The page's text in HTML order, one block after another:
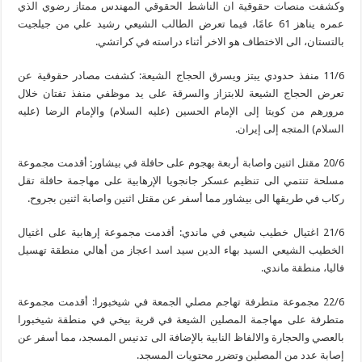
وكشفت منصات حقوقية ان الناشط الحقوقي المهندس ممتاز رضوي الذي
عمره يناهز 61 عامًا، فيما تعرض الطالب الشيعي رشيد علي من جيلجيت
بالتستان، الى الاختطاف هو الاخر أثناء دراسته في كراتشي.
11/6 منفذ حدودي يبتز ويسرق الحجاج الشيعة: كشفت مصادر حقوقية عن
تعرض الحجاج الشيعة للابتزاز والسرقة على يد موظفي منفذ تفتان خلال
مرورهم من كويتا إلى الإمام الحسين (عليه السلام) والإمام الرضا (عليه
السلام) المتجه إلى إيران.
20/6 مقتل اثنين واصابة أربعة بهجوم على حافلة في بيشاور: أقدمت مجموعة
مسلحة تنتمي الى تنظيم عسكر جانجويا الإرهابية على مهاجمة حافلة تقل
ركاب في طريقها الى بيشاور مما أسفر عن مقتل اثنين واصابة اثنين بجروح.
21/6 اغتيال خطيب شيعي في ماندي: أقدمت مجموعة إرهابية على اغتيال
الخطيب الشيعي السيد بهاء الدين سيد اسد اعجاز من أهالي منطقة تهسيل
فاليا، منطقة ماندي.
22/6 مجموعة متطرفة تهاجم مصلي الجمعة في شيخبورا: أقدمت مجموعة
متطرفة على مهاجمة المصلين الشيعة في قرية بيخي في منطقة شيخبورا
بالعصي والحجارة والالفاظ النابية بالإضافة الى تدنيس المسجد، مما أسفر عن
إصابة عدد من المصلين وتضرر محتويات المسجد.